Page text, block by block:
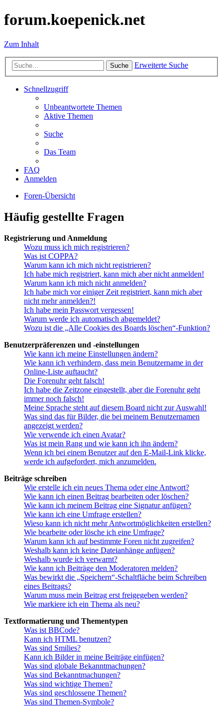
forum.koepenick.net
Zum Inhalt
Suche Erweiterte Suche
Schnellzugriff
Unbeantwortete Themen
Aktive Themen
Suche
Das Team
FAQ
Anmelden
Foren-Übersicht
Häufig gestellte Fragen
Registrierung und Anmeldung
Wozu muss ich mich registrieren?
Was ist COPPA?
Warum kann ich mich nicht registrieren?
Ich habe mich registriert, kann mich aber nicht anmelden!
Warum kann ich mich nicht anmelden?
Ich habe mich vor einiger Zeit registriert, kann mich aber
nicht mehr anmelden?!
Ich habe mein Passwort vergessen!
Warum werde ich automatisch abgemeldet?
Wozu ist die „Alle Cookies des Boards löschen“-Funktion?
Benutzerpräferenzen und -einstellungen
Wie kann ich meine Einstellungen ändern?
Wie kann ich verhindern, dass mein Benutzername in der
Online-Liste auftaucht?
Die Forenuhr geht falsch!
Ich habe die Zeitzone eingestellt, aber die Forenuhr geht
immer noch falsch!
Meine Sprache steht auf diesem Board nicht zur Auswahl!
Was sind das für Bilder, die bei meinem Benutzernamen
angezeigt werden?
Wie verwende ich einen Avatar?
Was ist mein Rang und wie kann ich ihn ändern?
Wenn ich bei einem Benutzer auf den E-Mail-Link klicke,
werde ich aufgefordert, mich anzumelden.
Beiträge schreiben
Wie erstelle ich ein neues Thema oder eine Antwort?
Wie kann ich einen Beitrag bearbeiten oder löschen?
Wie kann ich meinem Beitrag eine Signatur anfügen?
Wie kann ich eine Umfrage erstellen?
Wieso kann ich nicht mehr Antwortmöglichkeiten erstellen?
Wie bearbeite oder lösche ich eine Umfrage?
Warum kann ich auf bestimmte Foren nicht zugreifen?
Weshalb kann ich keine Dateianhänge anfügen?
Weshalb wurde ich verwarnt?
Wie kann ich Beiträge den Moderatoren melden?
Was bewirkt die „Speichern“-Schaltfläche beim Schreiben
eines Beitrags?
Warum muss mein Beitrag erst freigegeben werden?
Wie markiere ich ein Thema als neu?
Textformatierung und Thementypen
Was ist BBCode?
Kann ich HTML benutzen?
Was sind Smilies?
Kann ich Bilder in meine Beiträge einfügen?
Was sind globale Bekanntmachungen?
Was sind Bekanntmachungen?
Was sind wichtige Themen?
Was sind geschlossene Themen?
Was sind Themen-Symbole?